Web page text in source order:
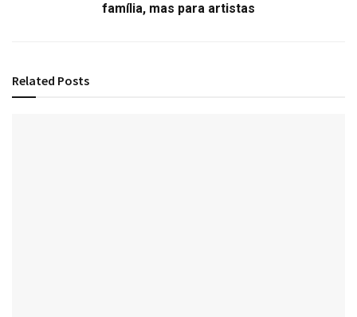
família, mas para artistas
Related Posts